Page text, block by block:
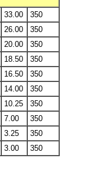
33.00
350
26.00
350
20.00
350
18.50
350
16.50
350
14.00
350
10.25
350
7.00
350
3.25
350
3.00 350